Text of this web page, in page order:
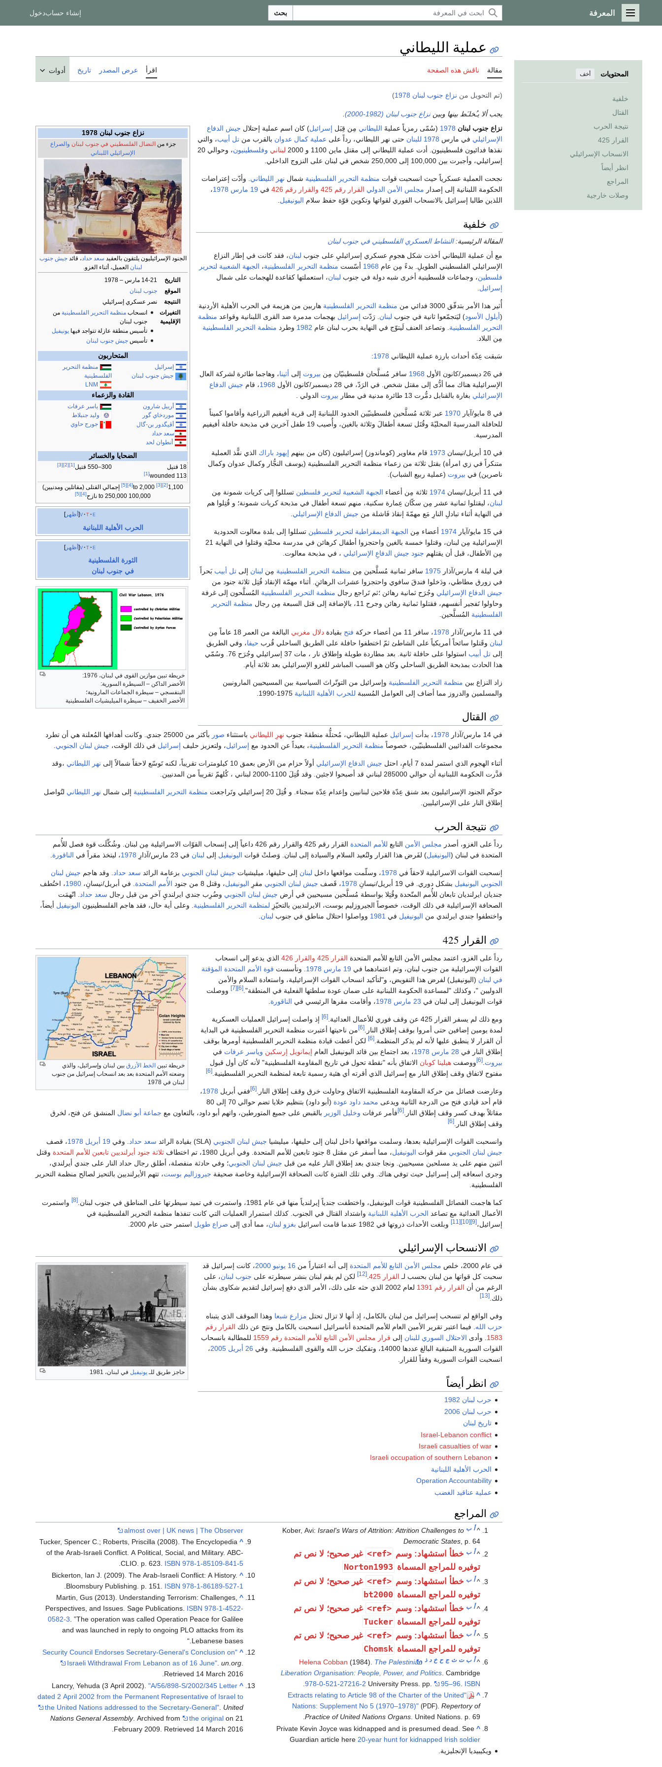
القائمة الرئيسية
المعرفة بحث إنشاء حسابدخول
المحتويات أخف
خلفية
القتال
نتيجة الحرب
القرار 425
الانسحاب الإسرائيلي
انظر أيضاً
المراجع
وصلات خارجية
عملية الليطاني
مقالة ناقش هذه الصفحة اقرأ عرض المصدر تاريخ أدوات
(تم التحويل من نزاع جنوب لبنان 1978 )
يجب ألا يـُخلـَط بينها وبيننزاع جنوب لبنان (1982-2000)
نزاع جنوب لبنان 1978
جزء من النضال الفلسطيني في جنوب لبنان والصراع
الإسرائيلي اللبناني
الجنود الإسرائيليون يلتقون بالعقيد سعد حداد، قائدجيش جنوب
لبنان العميل، أثناء الغزو.
التاريخ
14-21 مارس – 1978
الموقع
جنوب لبنان
النتيجة
نصر عسكري إسرائيلي
التغيرات
الإقليمية
انسحاب منظمة التحرير الفلسطينية من
جنوب لبنان
تأسيس منطقة عازلة تتواجد فيها يونيفيل
تأسيس جيش جنوب لبنان
المتحاربون
إسرائيل
جيش جنوب لبنان
منظمة التحرير
الفلسطينية
LNM
القادة والزعماء
أرييل شارون
موردخاي گور
أڤيگدور بن-گال
سعد حداد
أنطوان لحد
ياسر عرفات
وليد جنبلاط
جورج حاوي
الضحايا والخسائر
18 قتيل
113 wounded
[1]
300–550 قتيل [1]
[2]
[3]
1,100
[2]
[3]
[4]
[5]
إجمالي القتلى (مقاتلين ومدنيين)
100,000 to 250,000 نازح
[4]
[5]
أظهر v t e
الحرب الأهلية اللبنانية
أظهر v t e
الثورة الفلسطينية
في جنوب لبنان
نزاع جنوب لبنان 1978 (سُمّى رمزياً عمليةَ الليطاني مِن قِبَل إسرائيل) كان اسم عملية إحتلال جيش الدفاع
الإسرائيلي في مارس 1978 للبنان حتى نهر الليطاني، رداً على عملية كمال عدوان بالقرب من تل أبيب، والتي
نفذها فدائيون فلسطينيون. أدت عملية الليطاني إلى مقتل ماين 1100 و 2000
لبناني وفلسطينيون
، وحوالي 20
إسرائيلي، وأجبرت بين 100,000 إلى 250,000 شخص في لبنان على النزوج الداخلي.
نجحت العملية عسكرياً حيث انسحبت قوات منظمة التحرير الفلسطينية شمال نهر الليطاني . وأدّت إعتراضات
الحكومة اللبنانية إلى إصدار مجلس الأمن الدولي القرار رقم 425 والقرار رقم 426 في 19 مارس 1978،
اللذين طالبا إسرائيل بالانسحاب الفوري لقواتها وتكوين قوّة حفظ سلام اليونيفيل
خلفية
المقالة الرئيسية:النشاط العسكري الفلسطيني في جنوب لبنان
مع أن عملية الليطاني أخذت شكل هجومِ عسكري إسرائيليِ على جنوب لبنان، فقد كانت في إطار النزاع
الإسرائيلي الفلسطيني الطويلِ. بدءً مِن عام 1968 أسّست منظمة التحرير الفلسطينية، الجبهة الشعبية لتحرير
فلسطين، وجماعات فلسطينية أخرى شبه دولة في جنوب لبنان، استعملتها كقاعدة للهجمات على شمال
إسرائيل
أُثير هذا الأمر بتدفّق 3000 فدائي من منظمة التحرير الفلسطينية هاربين من هزيمة في الحرب الأهلية الأردنية
(أيلول الأسود) ليَتجمّعوا ثانية في جنوب لبنان . رَدّت إسرائيل بهجمات مدمرة ضد القرى اللبنانية وقواعد منظمة
التحرير الفلسطينية . وتصاعد العنف لَيتوّج في النهاية بحرب لبنان عام 1982 وطرد منظمة التحرير الفلسطينية
مِن البلاد.
خريطة تبين موازين القوى في لبنان، 1976:
الأخضر الداكن – السيطرة السورية:
البنفسجي – سيطرة الجماعات المارونية؛
الأخضر الخفيف – سيطرة الميليشيات الفلسطينية
سَبقت عِدّة أحداث بارزة عملية الليطاني 1978
:
في 26 ديسمبر/كانون الأول 1968 سافر مُسلَّحان فلسطينيّان مِن بيروت إلى أثينا، وهاجما طائرة لشركة العال
الإسرائيلية هناك مما أدُّى إلى مقتل شخص. في الرَدّ، في 28 ديسمبر/كانون الأول
1968، قام جيش الدفاع
الإسرائيلي بغارة بالقنابل دمُّرت 13 طائرة مدنية في مطار بيروت الدولي .
في 8 مايو/آيار 1970 عبر ثلاثة مُسلَّحين فلسطينيّين الحدود اللبنانيةَ إلى قرية أفيفيم الزراعية وأقاموا كميناً
للحافلة المدرسيةَ المحليّةَ وقُتَل تسعة أطفالَ وثلاثة بالغين، وأُصيب 19 طفل آخرين في مذبحة حافلة أفيفيم
المدرسية.
في 10 أبريل/نيسان 1973 قام مغاوير (كوماندوز) إسرائيليون (كان من بينهم إيهود باراك الذي نفًّذ العملية
متنكراً في زي امرأة) بقتل ثلاثة من زعماء منظمة التحرير الفلسطينية (يوسف النجُّار وكمال عدوان وكمال
ناصرين) في بيروت (عملية ربيع الشباب).
في 11 أبريل/نيسان 1974 ثلاثة مِن أعضاء الجبهة الشعبية لتحرير فلسطين تسللوا إلى كريات شمونة مِن
لبنان، ليقتلوا ثمانية عشر مِن سكّان عِمارة سكنية، منهم تسعة أطفال في مذبحة كريات شمونة؛ و قُتِلوا هم
في النهاية أثناء تبادلِ النارِ مَع مهمّةَ إنقاذ فَاشلة من جيش الدفاع الإسرائيلي
في 15 مايو/آيار 1974 أعضاء مِن الجبهة الديمقراطية لتحرير فلسطين تسللوا إلى بلدة معالوت الحدودية
الإسرائيلية مِن لبنان، وقتلوا خمسة بالغين واحتجزوا أطفال كرهائن في مدرسة محليّة وقتلوا في النهاية 21
مِن الأطفال، قبل أن يقتلهم جنود جيش الدفاعِ الإسرائيلي ، في مذبحة معالوت.
في ليلة 4 مارس/آذار 1975 سافر ثمانية مُسلَّحين مِن منظمة التحرير الفلسطينية مِن لبنان إلى تل أبيب بَحراً
في زورق مطاطي، ودَخلوا فندقَ سافوي واحتجزوا عشرات الرهائنِ. أثناء مهمّة الإنقاذ قُتِل ثلاثة جنود من
جيش الدفاع الإسرائيلي وجُرَح ثمانية رهائن ؛ثم تَراجع رجال منظمة التحرير الفلسطينية المُسلَّحون إلى غرفة
وحاولوا تَفجير أنفسهم، فقتلوا ثمانية رهائن وجرح 11، بالإضافة إلى قتل السبعة مِن رجال
منظمة التحرير
الفلسطينية المُسلَّحين.
في 11 مارس/آذار 1978، سافر 11 من أعضاء حركة فتح بقيادة دلال مغربي البالغة من العمر 18 عاماً مِن
لبنان وقَتلوا سائحاً أمريكياً على الشاطئ ثمّ اختطفوا حافلة على الطريق الساحلي قُرب حيفا، وفي الطريق
إلى تل أبيب
استولوا على حافلة ثانية. بعد مطاردة طويلة وإطلاق نار ، مات 37 إسرائيلي وجُرَح 76. وسُمّي
هذا الحادث بمذبحة الطريق الساحلي وكان هو السبب المباشر للغزو الإسرائيلي بعد ثلاثة أيام.
زاد النزاع بين منظمة التحرير الفلسطينية وإسرائيل من التوتّراتَ السياسية بين المسيحيين المارونيين
والمسلمين والدروز مما أضاف إلى العوامل المُسببة للحرب الأهلية اللبنانية
القتال
في 14 مارس/آذار 1978، بدأت إسرائيل عملية الليطاني، مُحتلُّة منطقةَ جنوب نهرِ الليطاني باستثناء صور
بأكثر من 25000 جندي. وكانت أهدافها المُعلنة هي أن تطرد
مجموعات الفدائيين الفلسطينيّين، خصوصاً منظمة التحرير الفلسطينية، بعيداً عن الحدود مع إسرائيل، ولتعزيز حليف إسرائيل في ذلك الوقت، جيش لبنان الجنوبي
أثناء الهجوم الذي استمر لمدة 7 أيامِ، احتل جيش الدفاع الإسرائيلي أولاً حزام من الأرض بعمق 10 كيلومترات تقريباً، لكنه تَوسّع لاحقاً شمالاً إلى نهر الليطاني ،وقد
قدَّرت الحكومة اللبنانية أن حوالي 285000 لبناني قد أصبحوا لاجئين. وقد قُتِلَ 1100-2000 لبناني ، كُلهمّ تقريباً من المدنيين.
حوكَم الجنود الإسرائيليون بعد شنق عِدّة فلاحين لبنانيين وإعدام عِدّة سجناء. و قُتِلَ 20 إسرائيلي وتَراجعت منظمة التحرير الفلسطينية إلى شمال نهر الليطاني لتُواصل
إطلاق النار على الإسرائيليين.
نتيجة الحرب
رداً على الغزو، أصدر مجلس الأمن التابع للأمم المتحدة
القرار رقم 425 والقرار رقم 426 داعياً إلى إنسحاب القوّات الاسرائيلية مِن لبنان. وشُكِّلَت قوة فصل للأُمم
المتحدة في لبنان (اليونيفيل) لفَرض هذا القرار ولتُعيد السلام والسيادة إلى لبنان. وَصلتْ قوات اليونيفيل إلى لبنان في 23 مارس/آذارِ 1978، ليتخذ مقراً في الناقورة.
إنسحبت القوات الاسرائيلية لاحقاً في 1978، وسلّمت مواقعها داخل لبنان إلى حليفها، ميليشيات جيش لبنان الجنوبي بزعامة الرائد سعد حداد. وقد هاجم جيش لبنان
الجنوبي اليونيفيل بشكل دوري. في 19 أبريل/نيسانِ 1978، قَصف جيش لبنان الجنوبي مقرِ اليونيفيل، وقتل 8 من جنود الأُمم المتحدة. في أبريل/نيسانِ، 1980، اختُطف
جنديان ايرلنديان تابعان للأُمم المتّحدة وقُتِلا بواسطة مُسلَّحين مسيحيين في أرض جيش لبنان الجنوبي وضُرِب جندي ايرلنديِ آخرِ من قبل رجال سعد حداد. اتّهمَت
الصحافة الإسرائيلية في ذلك الوقت، خصوصاً الجيروزليم بوست، الايرلنديين بالتحيّزِ لمنظمة التحرير الفلسطينية. وعلى أية حال، فقد هاجم الفلسطينيون اليونيفيل أيضاً،
واختطفوا جندي ايرلندي من اليونيفيل في 1981 وواصلوا احتلال مناطق في جنوب لبنان.
القرار 425
خريطة تبين الخط الأزرق بين لبنان وإسرائيل، والذي
وضعته الأمم المتحدة بعد بعد انسحاب إسرائيل من جنوب
لبنان في 1978
رداً على الغزو، اعتمد مجلس الأمن التابع للأمم المتحدة القرار 425 والقرار 426
الذي يدعو إلى انسحاب
القوات الإسرائيلية من جنوب لبنان، وتم اعتمادهما في 19 مارس 1978 . وتأسست قوة الأمم المتحدة المؤقتة
في لبنان (اليونيفيل) لفرض هذا التفويض، و"لتأكيد انسحاب القوات الإسرائيلية، واستعادة السلام والأمن
الدوليين "، وكذلك "لمساعدة الحكومة اللبنانية على ضمان عودة سلطتها الفعلية في المنطقة". [6]
[7]
ووصلت
قوات اليونيفيل إلى لبنان في 23 مارس 1978، وأقامت مقرها الرئيسي في الناقورة
ومع ذلك لم يسفر القرار 425 عن وقف فوري للأعمال العدائية. [6]
إذ واصلت إسرائيل العمليات العسكرية
لمدة يومين إضافين حتى أمروا بوقف إطلاق النار.
[6]
من ناحيتها أعتبرت منظمة التحرير الفلسطينية في البداية
أن القرار لا ينطبق عليها لأنه لم يذكر المنظمة. [6]
لكن أعطت قيادة منظمة التحرير الفلسطينية أومرها بوقف
إطلاق النار في 28 مارس 1978، بعد اجتماع بين قائد اليونيفيل العام إيمانويل إرسكين وياسر عرفات في
بيروت [6] ووصفت هيلينا كوبان الاتفاق بأنه "نقطة تحول في تاريخ المقاومة الفلسطينية" لأنه كان أول قبول
مفتوح لاتفاق وقف إطلاق النار مع إسرائيل الذي أقرته أي هئية رسمية تابعة لمنظمة التحرير الفلسطينية. [6]
وعارضت فصائل من حركة المقاومة الفلسطينية الاتفاق وحاولت خرق وقف إطلاق النار. [6] ففي أبريل 1978،
قام أحد قيادي فتح من الدرجة الثانية ويدعى محمد داود عودة
(أبو داود) بتنظيم خلايا تضم ​​حوالي 70 إلى 80
مقاتلاً بهدف كسر وقف إطلاق النار.
[6] فأمر عرفات وخليل الوزير بالقبض على جميع المتورطين، واتهم أبو داود، بالتعاون مع جماعة أبو نضال المنشق عن فتح، لخرق
وقف إطلاق النار.
[6]
وانسحبت القوات الإسرائيلية بعدها، وسلمت مواقعها داخل لبنان إلى حليفها، ميليشيا جيش لبنان الجنوبي (SLA) بقيادة الرائد سعد حداد . وفي 19 أبريل 1978، قصف
جيش لبنان الجنوبي مقر قوات اليونيفيل، مما أسفر عن مقتل 8 جنود تابعين للأمم المتحدة. وفي أبريل 1980، تم اختطاف ثلاثة جنود أيرلنديين تابعين للأمم المتحدة وقتل
اثنين منهم على يد مسلحين مسيحيين. ونجا جندي بعد إطلاق النار عليه من قبل جيش لبنان الجنوبي؛ وفي حادثة منفصلة، ​​أطلق رجال حداد النار على جندي أيرلندي،
وجرى اسعافه إلى إسرائيل حيث توفي هناك. وفي تلك الفترة كانت الصحافة الإسرائيلية وخاصة صحيفة جيروزاليم بوست، تتهم الأيرلنديين بالتحيز لصالح منظمة التحرير
الفلسطينية.
كما هاجمت الفصائل الفلسطينية قوات اليونيفيل، واختطفت جندياً إيرلندياً منها في عام 1981، واستمرت في تميد سيطرتها على المناطق في جنوب لبنان. [8]
واستمرت
الأعمال العدائية مع تصاعد الحرب الأهلية اللبنانية واشتداد القتال في الجنوب. كذلك استمرار العمليات التي كانت تنفذها منظمة التحرير الفلسطينية في
إسرائيل،[9]
[10]
[11] وبلغت الأحداث ذروتها في 1982 عندما قامت اسرائيل بغزو لبنان، مما أدى إلى صراع طويل استمر حتى عام 2000.
الانسحاب الإسرائيلي
حاجز طريق للـيونيفيل في لبنان، 1981
في عام 2000، خلص مجلس الأمن التابع للأمم المتحدة إلى أنه اعتباراً من 16 يونيو 2000، كانت إسرائيل قد
سحبت كل قواتها من لبنان بحسب لـ القرار 425 [12] لكن لم يقم لبنان بنشر سيطرته على جنوب لبنان، على
الرغم من أن القرار رقم 1391
لعام 2002 الذي حثه على ذلك، الأمر الذي دفع إسرائيل لتقديم شكاوى بشأن
ذلك. [13]
وفي الواقع لم تنسحب إسرائيل من لبنان بالكامل، إذ أنها لا تزال تحتل مزارع شبعا وهذا الموقف الذي يتبناه
حزب الله . فيما اعتبر تقرير الأمين العام للأمم المتحدة أناسرائيل انسحبت بالكامل ونتج عن ذلك القرار رقم
1583 . وأدى الاحتلال السوري للبنان إلى قرار مجلس الأمن التابع للأمم المتحدة رقم 1559
للمطالبة بانسحاب
القوات السورية المتبقية البالغ عددها 14000، وتفكيك حزب الله والقوى الفلسطينية. وفي
26 أبريل 2005،
انسحبت القوات السورية وفقاً للقرار.
انظر أيضاً
حرب لبنان 1982
حرب لبنان 2006
تاريخ لبنان
Israel-Lebanon conflict
Israeli casualties of war
Israeli occupation of southern Lebanon
الحرب الأهلية اللبنانية
Operation Accountability
عملية عناقيد الغضب
المراجع
^أ ب Kober, Avi:Israel's Wars of Attrition: Attrition Challenges to
Democratic States , p. 64
^أ ب خطأ استشهاد: وسم <ref>
غير صحيح؛ لا نص تم
توفيره للمراجع المسماة Norton1993
^أ ب خطأ استشهاد: وسم <ref>
غير صحيح؛ لا نص تم
توفيره للمراجع المسماة bt2000
^أ ب خطأ استشهاد: وسم <ref>
غير صحيح؛ لا نص تم
توفيره للمراجع المسماة Tucker
^أ ب خطأ استشهاد: وسم <ref>
غير صحيح؛ لا نص تم
توفيره للمراجع المسماة Chomsk
^أ ب ت ث ج ح خ د ذ Helena Cobban (1984). The Palestinian
Liberation Organisation: People, Power, and Politics . Cambridge
University Press. pp.
95–96 ISBN
978-0-521-27216-2
.
^
"Extracts relating to Article 98 of the Charter of the United
Nations: Supplement No 5 (1970–1978)" (PDF).Repertory of
Practice of United Nations Organs. United Nations. p. 69.
^
Private Kevin Joyce was kidnapped and is presumed dead. See
Guardian article here 20-year hunt for kidnapped Irish soldier
almost over | UK news | The Observer
^
Tucker, Spencer C.; Roberts, Priscilla (2008). The Encyclopedia
of the Arab-Israeli Conflict. A Political, Social, and Military. ABC-
CLIO. p. 623. ISBN 978-1-85109-841-5
.
^
Bickerton, Ian J. (2009). The Arab-Israeli Conflict: A History.
Bloomsbury Publishing. p. 151. ISBN 978-1-86189-527-1
^
Martin, Gus (2013). Understanding Terrorism: Challenges,
Perspectives, and Issues. Sage Publications. ISBN 978-1-4522-
0582-3 . The operation was called Operation Peace for Galilee
and was launched in reply to ongoing PLO attacks from its
Lebanese bases.
^
"Security Council Endorses Secretary-General's Conclusion on
Israeli Withdrawal From Lebanon as of 16 June".un.org.
Retrieved 14 March 2016
.
^
Lancry, Yehuda (3 April 2002)."A/56/898-S/2002/345 Letter
dated 2 April 2002 from the Permanent Representative of Israel to
the United Nations addressed to the Secretary-General" United
Nations General Assembly. Archived from the original on 21
February 2009 . Retrieved 14 March 2016
ويكيبيديا الإنجليزية.